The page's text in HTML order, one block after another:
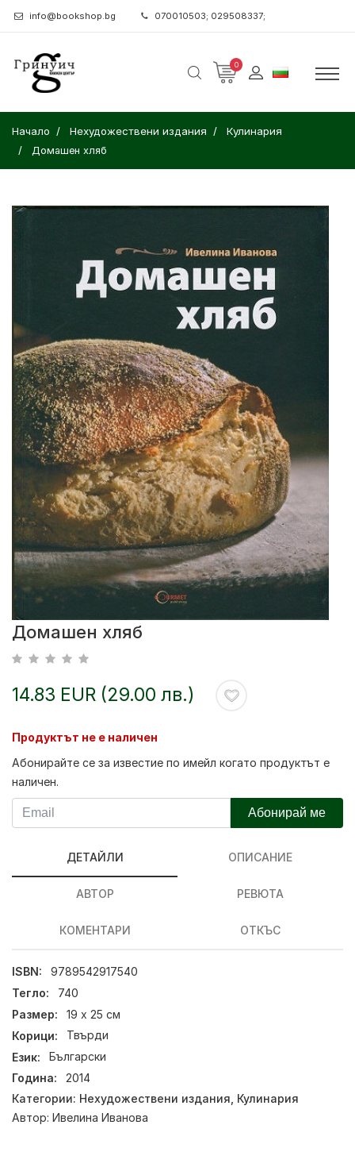
info@bookshop.bg 070010503; 029508337;
0
Начало Нехудожествени издания Кулинария
Домашен хляб
Домашен хляб
14.83 EUR (29.00 лв.)
Продуктът не е наличен
Абонирайте се за известие по имейл когато продуктът е
наличен.
Абонирай ме
ДЕТАЙЛИ ОПИСАНИЕ
АВТОР РЕВЮТА
КОМЕНТАРИ ОТКЪС
ISBN:
9789542917540
Тегло:
740
Размер:
19 х 25 см
Корици:
Твърди
Език:
Български
Година:
2014
Категории: Нехудожествени издания Кулинария
Автор: Ивелина Иванова